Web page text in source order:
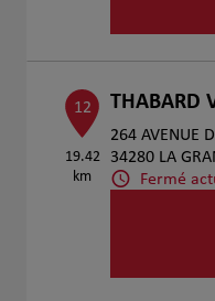
12
19.42
km
THABARD
264 AVENUE
34280 LA
Fermé